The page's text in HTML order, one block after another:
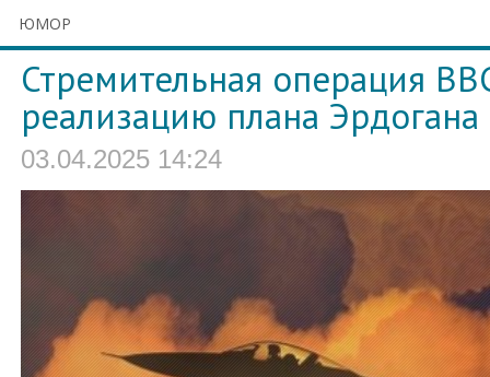
ЮМОР
Стремительная операция
реализацию плана
03.04.2025 14:24